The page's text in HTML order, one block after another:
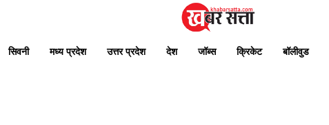
सिवनी मध्य प्रदेश उत्तर प्रदेश देश जॉब्स क्रिकेट बॉलीवुड